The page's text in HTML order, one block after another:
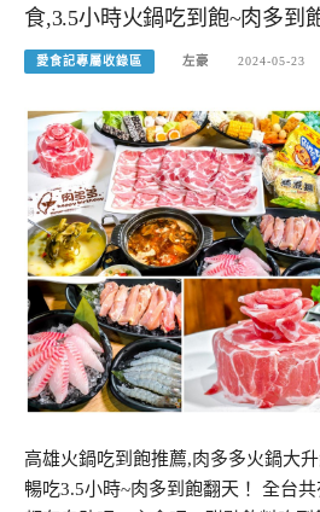
食,3.5小時火鍋吃到飽~肉多到
愛食記專屬收錄區 左豪 2024-05-23
高雄火鍋吃到飽推薦,肉多多火鍋大
暢吃3.5小時~肉多到飽翻天！ 全台